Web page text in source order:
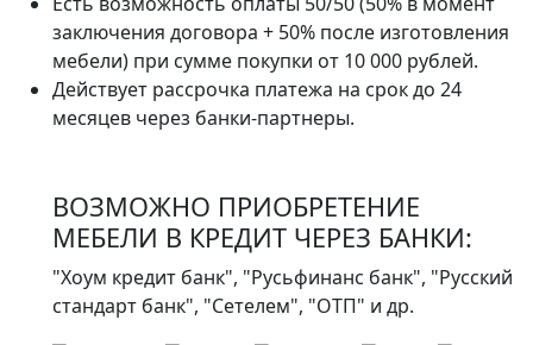
заключения договора + 50% после изготовления
мебели) при сумме покупки от 10 000 рублей.
Действует рассрочка платежа на срок до 24
месяцев через банки-партнеры.
ВОЗМОЖНО ПРИОБРЕТЕНИЕ
МЕБЕЛИ В КРЕДИТ ЧЕРЕЗ БАНКИ:
"Хоум кредит банк", "Русьфинанс банк", "Русский
стандарт банк", "Сетелем", "ОТП" и др.